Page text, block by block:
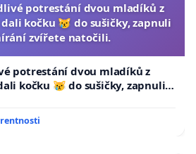
potrestání dvou mladíků z
kočku 😿 do sušičky, zapnuli
zvířete natočili.
potrestání dvou mladíků z
kočku 😿 do sušičky, zapnuli ji